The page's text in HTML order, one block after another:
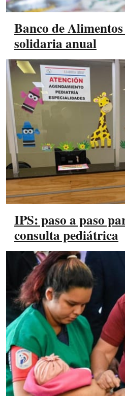
Banco de
solidaria anual
IPS: paso a paso
consulta pediátrica